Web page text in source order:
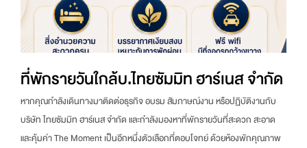
ที่พักรายวันใกล้บ.ไทยซัมมิท ฮาร์เนส จำกัด
หากคุณกำลังเดินทางมาติดต่อธุรกิจ อบรม สัมภาษณ์งาน หรือปฏิบัติงานกับ
บริษัท ไทยซัมมิท ฮาร์เนส จำกัด และกำลังมองหาที่พักรายวันที่สะดวก สะอาด
และคุ้มค่า The Moment เป็นอีกหนึ่งตัวเลือกที่ตอบโจทย์ ด้วยห้องพักคุณภาพ